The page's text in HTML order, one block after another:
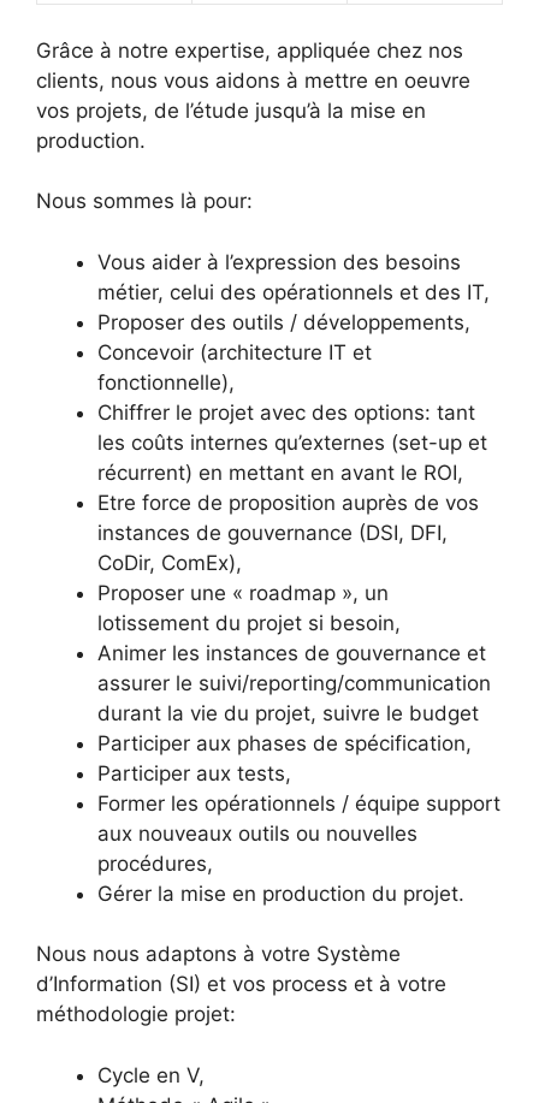
Grâce à notre expertise, appliquée chez nos
clients, nous vous aidons à mettre en oeuvre
vos projets, de l’étude jusqu’à la mise en
production.
Nous sommes là pour:
Vous aider à l’expression des besoins
métier, celui des opérationnels et des IT,
Proposer des outils / développements,
Concevoir (architecture IT et
fonctionnelle),
Chiffrer le projet avec des options: tant
les coûts internes qu’externes (set-up et
récurrent) en mettant en avant le ROI,
Etre force de proposition auprès de vos
instances de gouvernance (DSI, DFI,
CoDir, ComEx),
Proposer une « roadmap », un
lotissement du projet si besoin,
Animer les instances de gouvernance et
assurer le suivi/reporting/communication
durant la vie du projet, suivre le budget
Participer aux phases de spécification,
Participer aux tests,
Former les opérationnels / équipe support
aux nouveaux outils ou nouvelles
procédures,
Gérer la mise en production du projet.
Nous nous adaptons à votre Système
d’Information (SI) et vos process et à votre
méthodologie projet:
Cycle en V,